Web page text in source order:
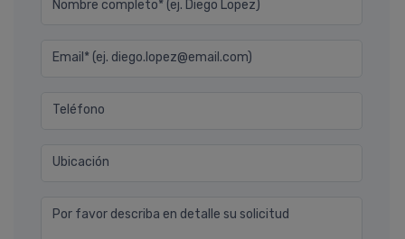
Nombre completo* (ej. Diego Lopez)
Email* (ej. diego.lopez@email.com)
Teléfono
Ubicación
Por favor describa en detalle su solicitud